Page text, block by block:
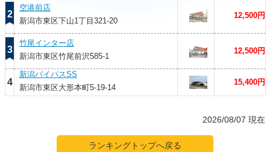
2
空港前店
新潟市東区下山1丁目321-20
12,500円
3
竹尾インター店
新潟市東区竹尾前沢585-1
12,500円
4
新潟バイパスSS
新潟市東区大形本町5-19-14
15,400円
2026/08/07 現在
ランキングトップへ戻る